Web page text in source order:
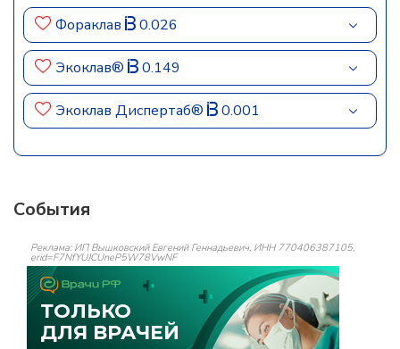
Фораклав 0.026
Экоклав® 0.149
Экоклав Диспертаб® 0.001
События
Реклама: ИП Вышковский Евгений Геннадьевич, ИНН 770406387105,
erid=F7NfYUJCUneP5W78VwNF